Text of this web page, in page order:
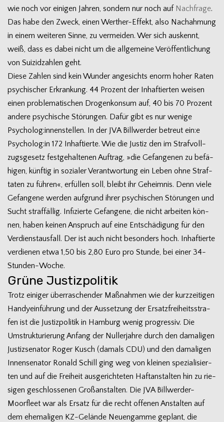
wie noch vor eini­gen Jah­ren, son­dern nur noch auf Nach­frage.
Das habe den Zweck, einen Werther-Effekt, also Nach­ah­mung
in einem wei­te­ren Sinne, zu ver­mei­den. Wer sich aus­kennt,
weiß, dass es dabei nicht um die all­ge­meine Ver­öf­fent­li­chung
von Sui­zid­zah­len geht.
Diese Zah­len sind kein Wun­der ange­sichts enorm hoher Raten
psy­chi­scher Erkran­kung. 44 Pro­zent der Inhaf­tier­ten wei­sen
einen pro­ble­ma­ti­schen Dro­gen­kon­sum auf, 40 bis 70 Pro­zent
andere psy­chi­sche Stö­run­gen. Dafür gibt es nur wenige
Psycholog:innenstellen. In der JVA Bill­wer­der betreut ein:e
Psycholog:in 172 Inhaf­tierte. Wie die Jus­tiz den im Straf­voll­
zugs­ge­setz fest­ge­hal­te­nen Auf­trag, »die Gefan­ge­nen zu befä­
hi­gen, künf­tig in sozia­ler Ver­ant­wor­tung ein Leben ohne Straf­
ta­ten zu füh­ren«, erfül­len soll, bleibt ihr Geheim­nis. Denn viele
Gefan­gene wer­den auf­grund ihrer psy­chi­schen Stö­run­gen und
Sucht straf­fäl­lig. Infi­zierte Gefan­gene, die nicht arbei­ten kön­
nen, haben kei­nen Anspruch auf eine Ent­schä­di­gung für den
Ver­dienst­aus­fall. Der ist auch nicht beson­ders hoch. Inhaf­tierte
ver­die­nen etwa 1,50 bis 2,80 Euro pro Stunde, bei einer 34-
Stunden-Woche.
Grüne Justizpolitik
Trotz eini­ger über­ra­schen­der Maß­nah­men wie der kurz­zei­ti­gen
Han­dy­ein­füh­rung und der Aus­set­zung der Ersatz­frei­heits­stra­
fen ist die Jus­tiz­po­li­tik in Ham­burg wenig pro­gres­siv. Die
Umstruk­tu­rie­rung Anfang der Nuller­jahre durch den dama­li­gen
Jus­tiz­se­na­tor Roger Kusch (damals CDU) und den dama­li­gen
Innen­se­na­tor Ronald Schill ging weg von klei­nen spe­zia­li­sier­
ten und auf die Frei­heit aus­ge­rich­te­ten Haft­an­stal­ten hin zu rie­
si­gen geschlos­se­nen Groß­an­stal­ten. Die JVA Billwerder-
Moorfleet war als Ersatz für die recht offe­nen Anstal­ten auf
dem ehe­ma­li­gen KZ-Gelände Neu­en­gamme geplant, die